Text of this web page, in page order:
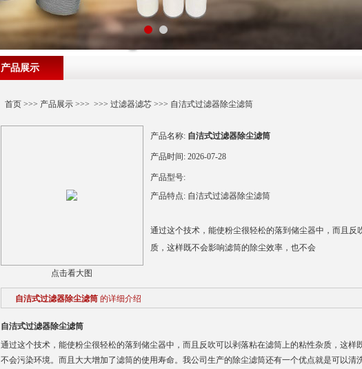
产品展示
首页>>> 产品展示>>> >>> 过滤器滤芯>>> 自洁式过滤器除尘滤筒
点击看大图
产品名称: 自洁式过滤器除尘滤筒
产品时间: 2026-07-28
产品型号:
产品特点: 自洁式过滤器除尘滤筒
通过这个技术，能使粉尘很轻松的落到储尘器中，而且反
质，这样既不会影响滤筒的除尘效率，也不会
自洁式过滤器除尘滤筒 的详细介绍
自洁式过滤器除尘滤筒
通过这个技术，能使粉尘很轻松的落到储尘器中，而且反吹可以剥落粘在滤筒上的粘性杂质，这样
不会污染环境。而且大大增加了滤筒的使用寿命。我公司生产的除尘滤筒还有一个优点就是可以清